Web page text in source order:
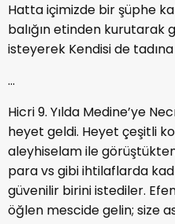
Hatta içimizde bir şüphe
balığın etinden kurutarak
isteyerek Kendisi de tadına
...
Hicri 9. Yılda Medine’ye
heyet geldi. Heyet çeşitli
aleyhiselam ile
para vs gibi ihtilaflarda
güvenilir birini istediler.
öğlen mescide gelin; size